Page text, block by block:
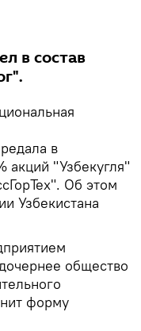
в состав
в
акций "Узбекугля"
Об этом
Узбекистана
общество
форму